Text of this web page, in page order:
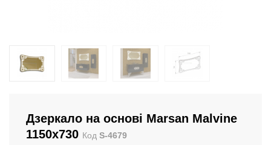
Дзеркало на основі Marsan Malvine
1150х730 Код S-4679